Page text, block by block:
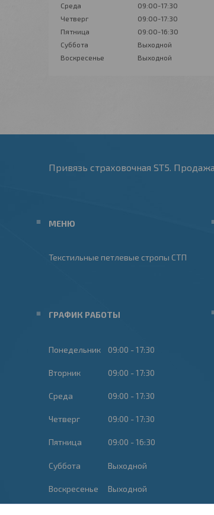
Среда
09:00-17:30
Четверг
09:00-17:30
Пятница
09:00-16:30
Суббота
Выходной
Воскресенье
Выходной
Привязь страховочная ST5.
МЕНЮ
Текстильные петлевые стропы СТП
ГРАФИК РАБОТЫ
Понедельник 09:00 17:30
Вторник 09:00 17:30
Среда 09:00 17:30
Четверг 09:00 17:30
Пятница 09:00 16:30
Суббота Выходной
Воскресенье Выходной